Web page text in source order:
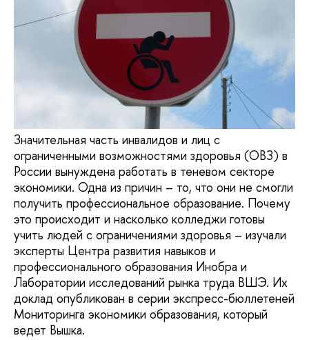
Значительная часть инвалидов и лиц с
ограниченными возможностями здоровья (ОВЗ) в
России вынуждена работать в теневом секторе
экономики. Одна из причин – то, что они не смогли
получить профессиональное образование. Почему
это происходит и насколько колледжи готовы
учить людей с ограничениями здоровья – изучали
эксперты Центра развития навыков и
профессионального образования Инобра и
Лаборатории исследований рынка труда ВШЭ. Их
доклад опубликован в серии экспресс-бюллетеней
Мониторинга экономики образования, который
ведет Вышка.